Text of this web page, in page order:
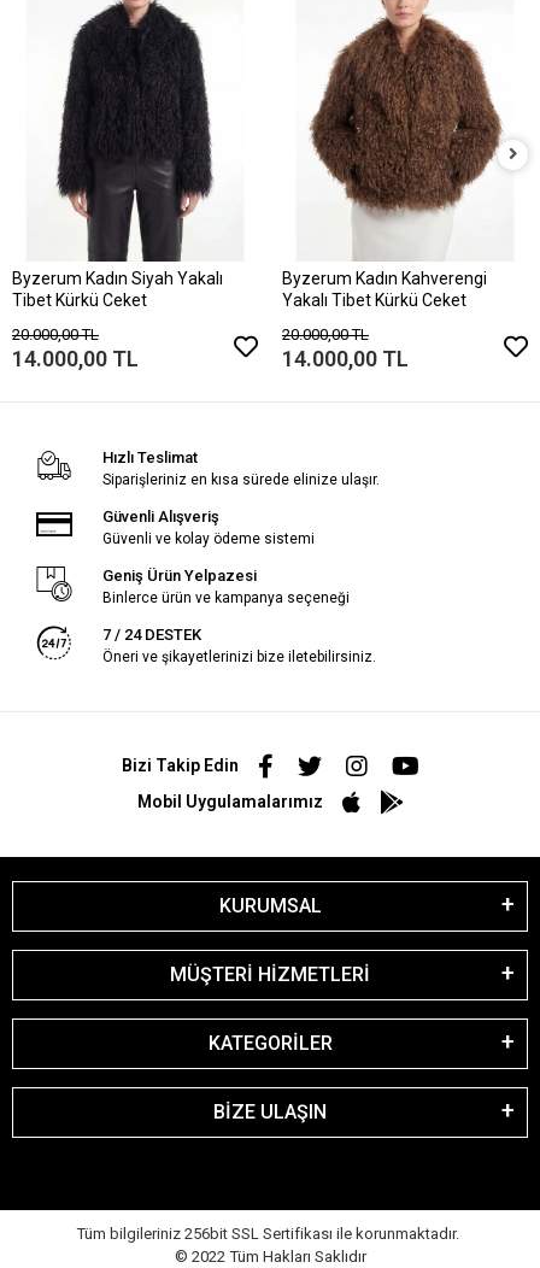
Byzerum Kadın Siyah Yakalı
Tibet Kürkü Ceket
20.000,00 TL
14.000,00 TL
Byzerum Kadın Kahverengi
Yakalı Tibet Kürkü Ceket
20.000,00 TL
14.000,00 TL
Hızlı Teslimat
Siparişleriniz en kısa sürede elinize ulaşır.
Güvenli Alışveriş
Güvenli ve kolay ödeme sistemi
Geniş Ürün Yelpazesi
Binlerce ürün ve kampanya seçeneği
7 / 24 DESTEK
Öneri ve şikayetlerinizi bize iletebilirsiniz.
Bizi Takip Edin
Mobil Uygulamalarımız
KURUMSAL
MÜŞTERİ HİZMETLERİ
KATEGORİLER
BİZE ULAŞIN
Tüm bilgileriniz 256bit SSL Sertifikası ile korunmaktadır.
© 2022 Tüm Hakları Saklıdır